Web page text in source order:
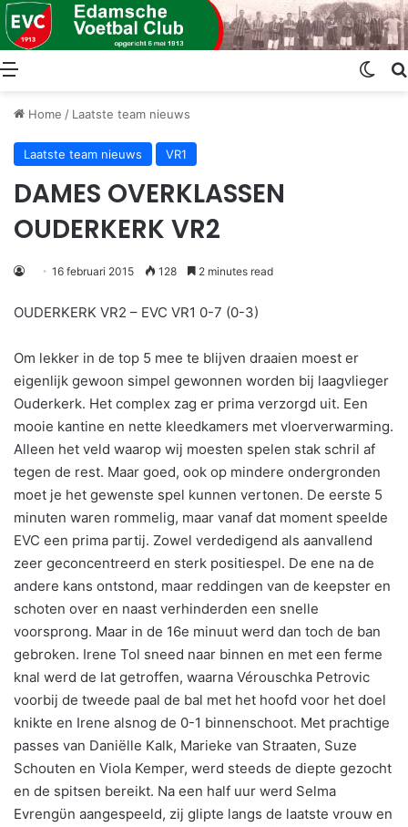
Menu
Home / Laatste team nieuws
Laatste team nieuws VR1
DAMES OVERKLASSEN
OUDERKERK VR2
16 februari 2015 128 2 minutes read
OUDERKERK VR2 – EVC VR1 0-7 (0-3)
Om lekker in de top 5 mee te blijven draaien moest er
eigenlijk gewoon simpel gewonnen worden bij laagvlieger
Ouderkerk. Het complex zag er prima verzorgd uit. Een
mooie kantine en nette kleedkamers met vloerverwarming.
Alleen het veld waarop wij moesten spelen stak schril af
tegen de rest. Maar goed, ook op mindere ondergronden
moet je het gewenste spel kunnen vertonen. De eerste 5
minuten waren rommelig, maar vanaf dat moment speelde
EVC een prima partij. Zowel verdedigend als aanvallend
zeer geconcentreerd en sterk positiespel. De ene na de
andere kans ontstond, maar reddingen van de keepster en
schoten over en naast verhinderden een snelle
voorsprong. Maar in de 16e minuut werd dan toch de ban
gebroken. Irene Tol sneed naar binnen en met een ferme
knal werd de lat getroffen, waarna Vérouschka Petrovic
voorbij de tweede paal de bal met het hoofd voor het doel
knikte en Irene alsnog de 0-1 binnenschoot. Met prachtige
passes van Daniёlle Kalk, Marieke van Straaten, Suze
Schouten en Viola Kemper, werd steeds de diepte gezocht
en de spitsen bereikt. Na een half uur werd Selma
Evrengϋn aangespeeld, zij glipte langs de laatste vrouw en